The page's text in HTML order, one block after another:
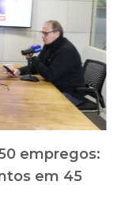
empregos:
em 45